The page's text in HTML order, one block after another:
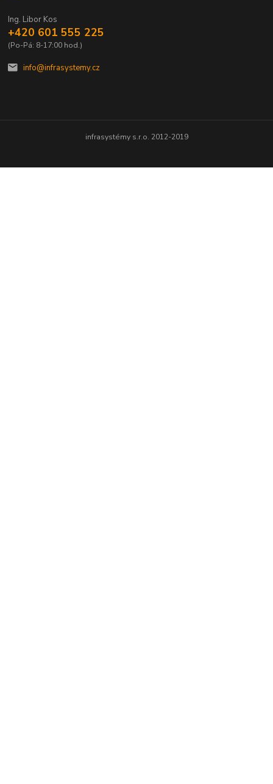
Ing. Libor Kos
+420 601 555 225
(Po-Pá: 8-17:00 hod.)
info@infrasystemy.cz
infrasystémy s.r.o. 2012-2019